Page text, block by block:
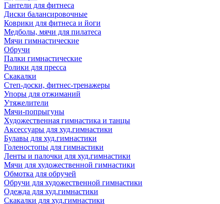
Гантели для фитнеса
Диски балансировочные
Коврики для фитнеса и йоги
Медболы, мячи для пилатеса
Мячи гимнастические
Обручи
Палки гимнастические
Ролики для пресса
Скакалки
Степ-доски, фитнес-тренажеры
Упоры для отжиманий
Утяжелители
Мячи-попрыгуны
Художественная гимнастика и танцы
Аксессуары для худ.гимнастики
Булавы для худ.гимнастики
Голеностопы для гимнастики
Ленты и палочки для худ.гимнастики
Мячи для художественной гимнастики
Обмотка для обручей
Обручи для художественной гимнастики
Одежда для худ.гимнастики
Скакалки для худ.гимнастики